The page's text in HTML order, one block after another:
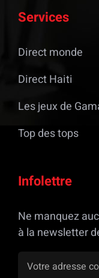
Services
Direct monde
Direct Haiti
Les jeux de
Top des tops
Infolettre
Ne manquez
à la newsletter